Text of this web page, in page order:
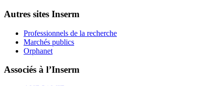
Autres sites Inserm
Professionnels de la recherche
Marchés publics
Orphanet
Associés à l’Inserm